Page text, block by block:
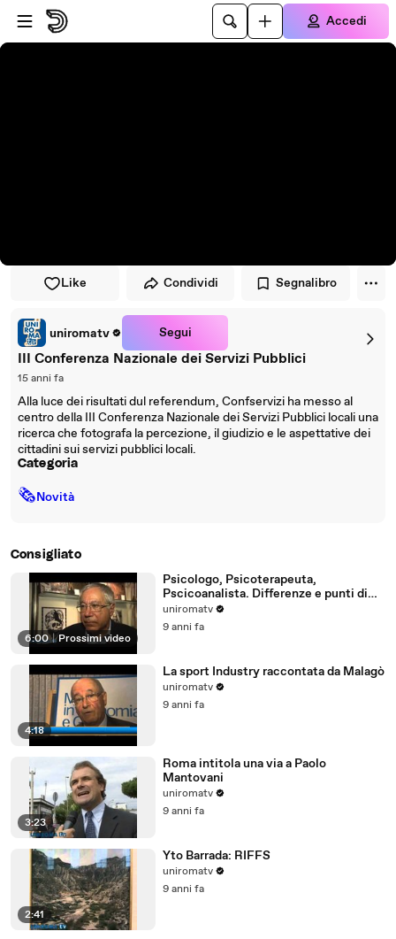
Vai al lettore
Passa al contenuto principale
Accedi
Like Condividi Segnalibro
uniromatv Segui
III Conferenza Nazionale dei Servizi Pubblici
15 anni fa
Alla luce dei risultati dul referendum, Confservizi ha messo al
centro della III Conferenza Nazionale dei Servizi Pubblici locali una
ricerca che fotografa la percezione, il giudizio e le aspettative dei
cittadini sui servizi pubblici locali.
Categoria
🗞Novità
Consigliato
6:00 | Prossimi video
Psicologo, Psicoterapeuta,
Pscicoanalista. Differenze e punti di
incontro
uniromatv
9 anni fa
4:18
La sport Industry raccontata da Malagò
uniromatv
9 anni fa
3:23
Roma intitola una via a Paolo
Mantovani
uniromatv
9 anni fa
2:41
Yto Barrada: RIFFS
uniromatv
9 anni fa